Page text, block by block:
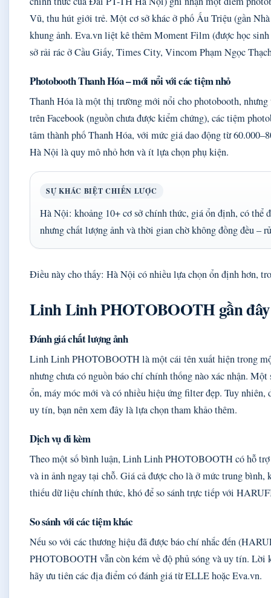
Vũ, thu hút giới trẻ. Một cơ sở khác ở phố Ấu Triệu (gần
khung ảnh. Eva.vn liệt kê thêm Moment Film (được học
sở rải rác ở Cầu Giấy, Times City, Vincom Phạm Ngọc
Photobooth Thanh Hóa – mới nổi với các tiệm nhỏ
Thanh Hóa là một thị trường mới nổi cho photobooth,
trên Facebook (nguồn chưa được kiểm chứng), các tiệm
tâm thành phố Thanh Hóa, với mức giá dao động từ
Hà Nội là quy mô nhỏ hơn và ít lựa chọn phụ kiện.
SỰ KHÁC BIỆT CHIẾN LƯỢC
Hà Nội: khoảng 10+ cơ sở chính thức, giá ổn định, có thể
nhưng chất lượng ảnh và thời gian chờ không đồng đều –
Điều này cho thấy: Hà Nội có nhiều lựa chọn ổn định hơn,
Linh Linh PHOTOBOOTH gần đây
Đánh giá chất lượng ảnh
Linh Linh PHOTOBOOTH là một cái tên xuất hiện trong
nhưng chưa có nguồn báo chí chính thống nào xác nhận.
ổn, máy móc mới và có nhiều hiệu ứng filter đẹp. Tuy
uy tín, bạn nên xem đây là lựa chọn tham khảo thêm.
Dịch vụ đi kèm
Theo một số bình luận, Linh Linh PHOTOBOOTH có hỗ
và in ảnh ngay tại chỗ. Giá cả được cho là ở mức trung
thiếu dữ liệu chính thức, khó để so sánh trực tiếp với
So sánh với các tiệm khác
Nếu so với các thương hiệu đã được báo chí nhắc đến
PHOTOBOOTH vẫn còn kém về độ phủ sóng và uy tín. Lời
hãy ưu tiên các địa điểm có đánh giá từ ELLE hoặc Eva.vn.